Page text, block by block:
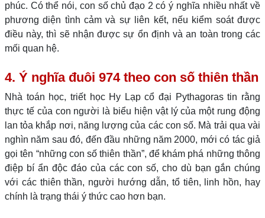
phúc. Có thể nói, con số chủ đạo 2 có ý nghĩa nhiều nhất về
phương diện tình cảm và sự liên kết, nếu kiểm soát được
điều này, thì sẽ nhận được sự ổn định và an toàn trong các
mối quan hệ.
4. Ý nghĩa đuôi 974 theo con số thiên thần
Nhà toán học, triết học Hy Lạp cổ đại Pythagoras tin rằng
thực tế của con người là biểu hiện vật lý của một rung động
lan tỏa khắp nơi, năng lượng của các con số. Mà trải qua vài
nghìn năm sau đó, đến đầu những năm 2000, mới có tác giả
gọi tên “những con số thiên thần”, để khám phá những thông
điệp bí ẩn độc đáo của các con số, cho dù bạn gắn chúng
với các thiên thần, người hướng dẫn, tổ tiên, linh hồn, hay
chính là trạng thái ý thức cao hơn bạn.